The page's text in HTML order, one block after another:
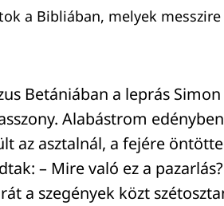
a Bibliában, melyek
Betániában a leprás
Alabástrom
az asztalnál, a fejére
– Mire való ez a
a szegények közt